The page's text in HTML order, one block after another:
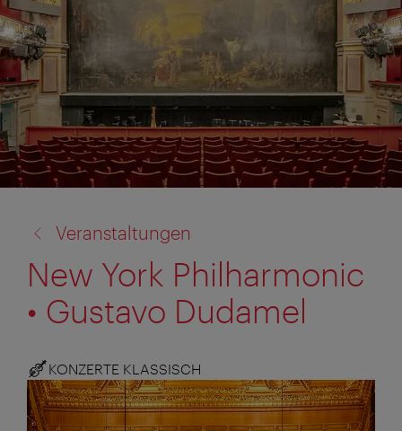
zu:
Veranstaltungen
New York Philharmonic
• Gustavo Dudamel
KONZERTE KLASSISCH